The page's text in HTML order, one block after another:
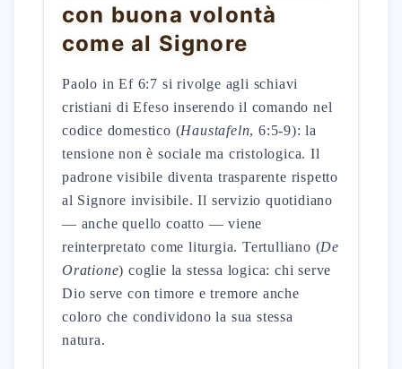
con buona volontà
come al Signore
Paolo in Ef 6:7 si rivolge agli schiavi
cristiani di Efeso inserendo il comando nel
codice domestico (Haustafeln, 6:5-9): la
tensione non è sociale ma cristologica. Il
padrone visibile diventa trasparente rispetto
al Signore invisibile. Il servizio quotidiano
— anche quello coatto — viene
reinterpretato come liturgia. Tertulliano (De
Oratione) coglie la stessa logica: chi serve
Dio serve con timore e tremore anche
coloro che condividono la sua stessa
natura.